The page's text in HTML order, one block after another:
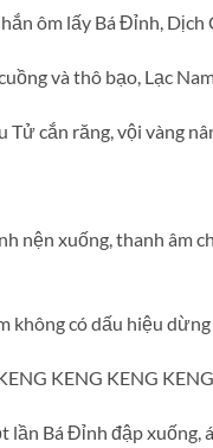
ôm lấy Bá Đỉnh,
và thô bạo, Lạc
Tử cắn răng, vội vàng
nện xuống, thanh âm
không có dấu hiệu
KENG KENG
lần Bá Đỉnh đập xuống,